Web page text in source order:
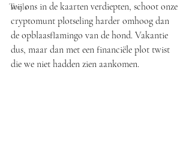
Tools
wij ons in de kaarten verdiepten, schoot onze
cryptomunt plotseling harder omhoog dan
de opblaasflamingo van de hond. Vakantie
dus, maar dan met een financiële plot twist
die we niet hadden zien aankomen.